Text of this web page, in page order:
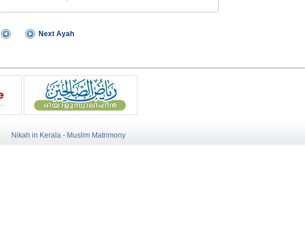
Next Ayah
Nikah in Kerala - Muslim Matrimony